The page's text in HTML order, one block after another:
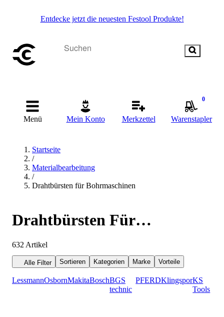
Entdecke jetzt die neuesten Festool Produkte!
Menü Mein Konto Merkzettel
0
Warenstapler
Startseite
/
Materialbearbeitung
/
Drahtbürsten für Bohrmaschinen
Drahtbürsten Für
Bohrmaschinen
632 Artikel
Alle Filter Sortieren Kategorien Marke Vorteile
LessmannOsbornMakitaBoschBGS
technic
PFERDKlingsporKS
Tools